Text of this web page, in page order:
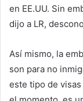
en EE.UU. Sin
dijo a LR,
Así mismo, la
son para no
este tipo de